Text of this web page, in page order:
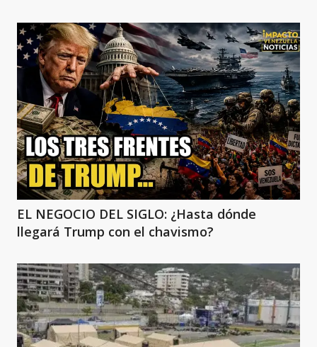
EL NEGOCIO DEL SIGLO: ¿Hasta dónde
llegará Trump con el chavismo?